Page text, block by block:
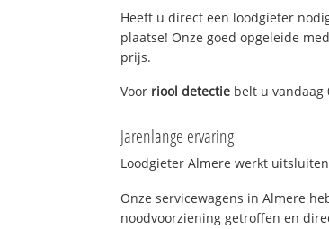
Heeft u direct een loodgieter
plaatse! Onze goed opgeleide
prijs.
Voor riool detectie belt u vandaag
Jarenlange ervaring
Loodgieter Almere werkt
Onze servicewagens in Almere
noodvoorziening getroffen en